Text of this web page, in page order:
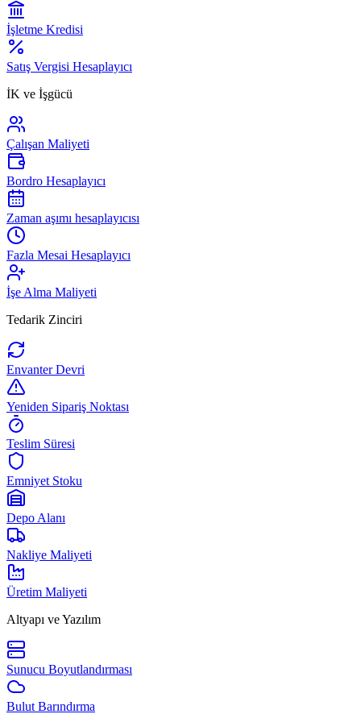
İşletme Kredisi
Satış Vergisi Hesaplayıcı
İK ve İşgücü
Çalışan Maliyeti
Bordro Hesaplayıcı
Zaman aşımı hesaplayıcısı
Fazla Mesai Hesaplayıcı
İşe Alma Maliyeti
Tedarik Zinciri
Envanter Devri
Yeniden Sipariş Noktası
Teslim Süresi
Emniyet Stoku
Depo Alanı
Nakliye Maliyeti
Üretim Maliyeti
Altyapı ve Yazılım
Sunucu Boyutlandırması
Bulut Barındırma